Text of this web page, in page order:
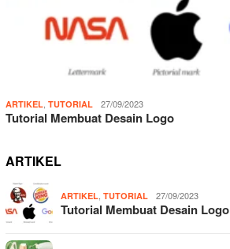
ARTIKEL, TUTORIAL 27/09/2023
Tutorial Membuat Desain Logo
ARTIKEL
ARTIKEL, TUTORIAL 27/09/2023
Tutorial Membuat Desain Logo